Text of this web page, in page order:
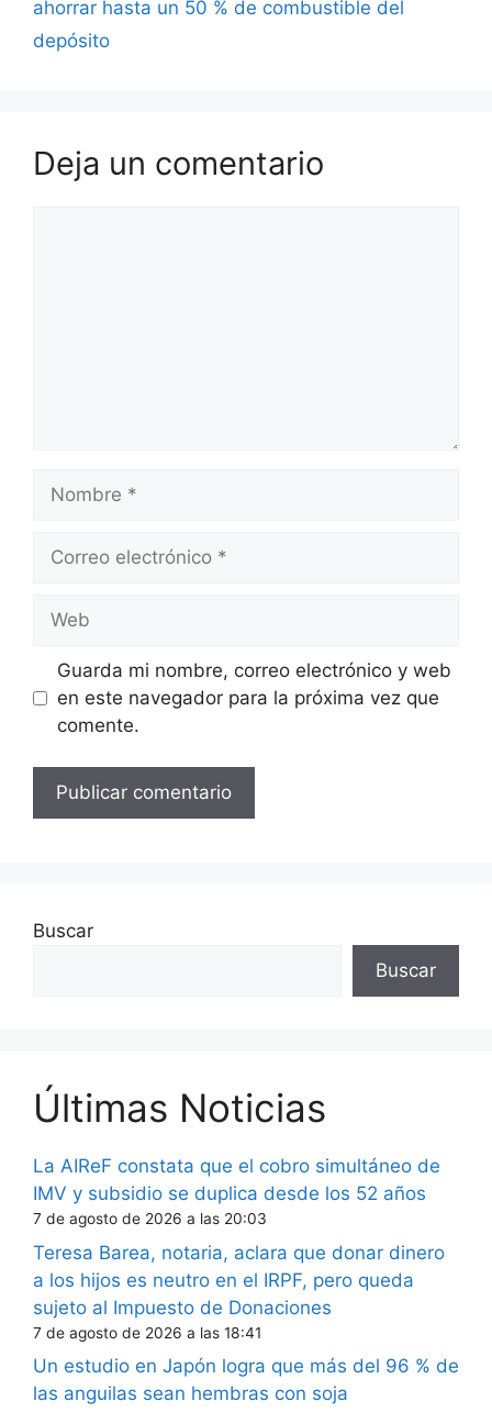
ahorrar hasta un 50 % de combustible del
depósito
Deja un comentario
electrónico
Guarda mi nombre, correo electrónico y web
en este navegador para la próxima vez que
comente.
Buscar
Buscar
Últimas Noticias
La AIReF constata que el cobro simultáneo de
IMV y subsidio se duplica desde los 52 años
7 de agosto de 2026 a las 20:03
Teresa Barea, notaria, aclara que donar dinero
a los hijos es neutro en el IRPF, pero queda
sujeto al Impuesto de Donaciones
7 de agosto de 2026 a las 18:41
Un estudio en Japón logra que más del 96 % de
las anguilas sean hembras con soja